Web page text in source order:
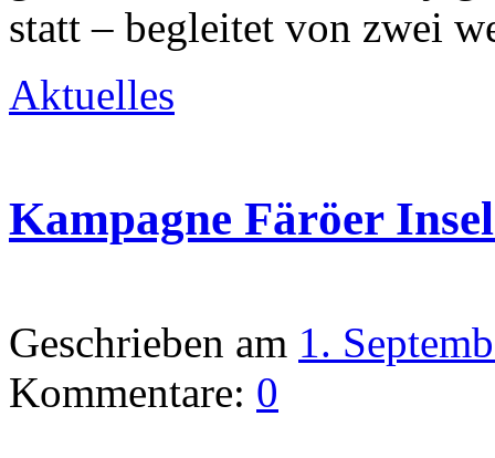
statt – begleitet von zwei
Aktuelles
Kampagne Färöer
Geschrieben am 1.
Kommentare: 0